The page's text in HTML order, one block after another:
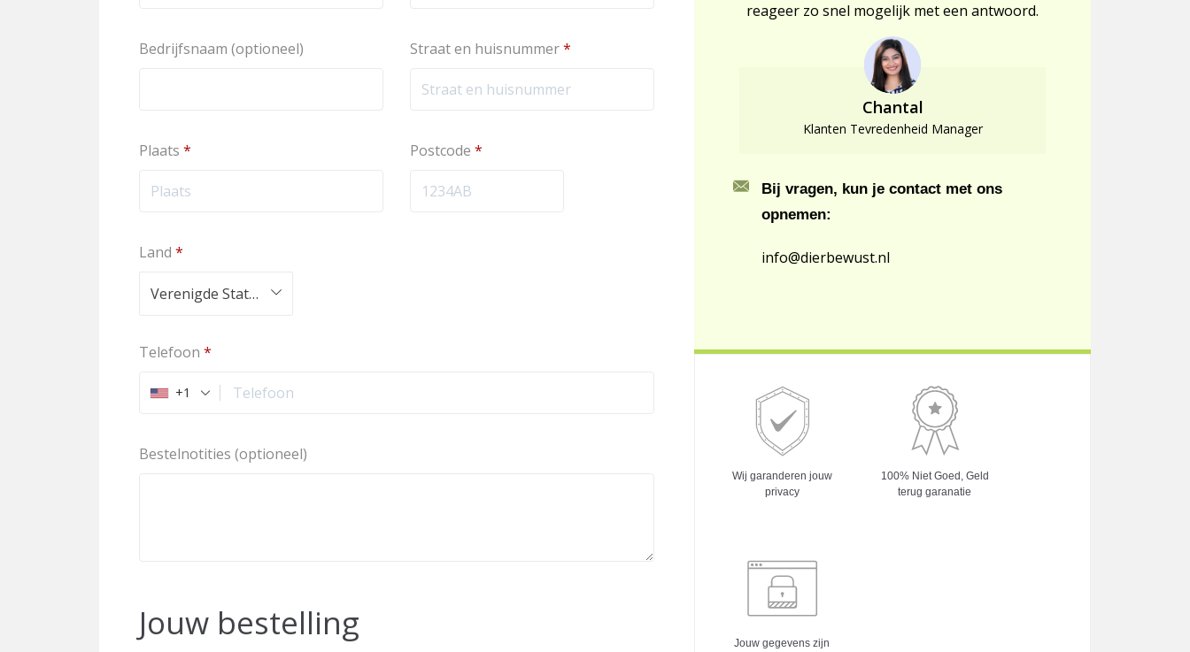
Bedrijfsnaam (optioneel) Straat en huisnummer*
Plaats * Postcode *
Land *
Verenigde Staten (US)
Telefoon *
+1
Bestelnotities (optioneel)
Jouw bestelling
reageer zo snel mogelijk met een antwoord.
Chantal
Klanten Tevredenheid Manager
Bij vragen, kun je contact met ons
opnemen:
info@dierbewust.nl
Wij garanderen jouw
privacy
100% Niet Goed, Geld
terug garanatie
Jouw gegevens zijn